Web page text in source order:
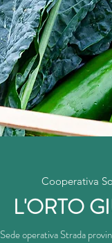
Cooperativa
L'ORTO
Sede operativa Strada